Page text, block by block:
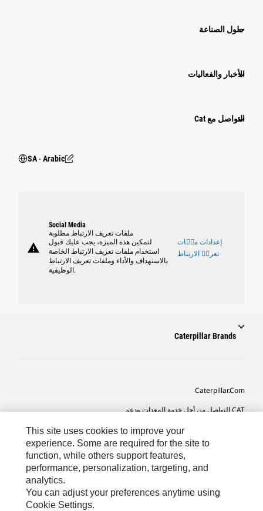
حلول الصناعة
الأخبار والفعاليات
التواصل مع Cat
SA ‧ Arabic
warning
Social Media
ملفات تعريف الارتباط مطلوبة
لتمكين هذه الميزة، يجب عليك قبول
استخدام ملفات تعريف الارتباط الخاصة
بالاستهداف والأداء وملفات تعريف الارتباط
الوظيفية.
إعدادات ملٝات
تعريٝ الارتباط
Caterpillar Brands
Caterpillar.com
CAT التواصل من أجل خدمة المعدات ودعم
تفضيلات التسويق الخاصة بي
خريطة الموقع
Cookie Settings
This site uses cookies to improve your
experience. Some are required for the site to
function, while others support features,
performance, personalization, targeting, and
analytics.
You can adjust your preferences anytime using
Cookie Settings.